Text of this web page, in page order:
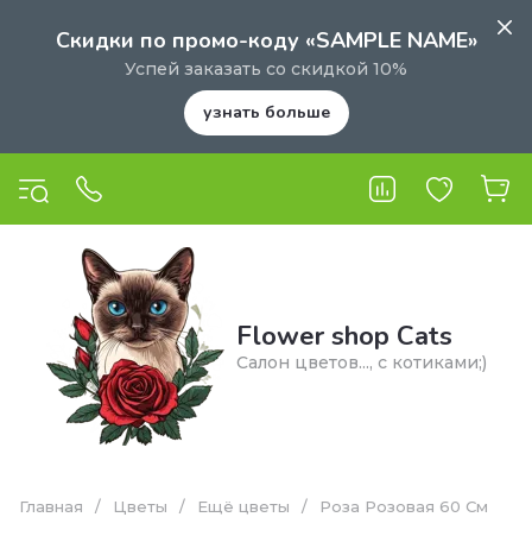
Скидки по промо-коду «SAMPLE NAME»
Успей заказать со скидкой 10%
узнать больше
Flower shop Cats
Салон цветов..., с котиками;)
Главная / Цветы / Ещё цветы / Роза Розовая 60 См